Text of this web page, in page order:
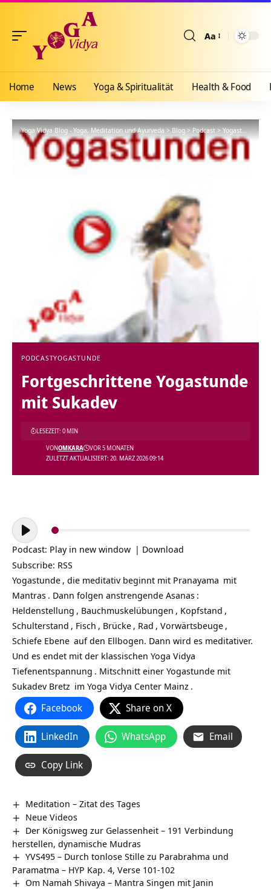
Aa
Home News Yoga & Spiritualität Health & Food
Yoga Vidya Blog - Yoga, Meditation und Ayurveda>Blog>Podcast>Yogastunde >
PODCASTYOGASTUNDE
Fortgeschrittene Yogastunde
mit Sukadev
ZULETZT AKTUALISIERT: 20. MÄRZ 2026 09:14
VONOMKARA VOR 5 MONATEN
LESEZEIT: 0 MIN
Audio-
Player
Podcast: Play in new window | Download
Subscribe: RSS
Yogastunde , die meditativ beginnt mit Pranayama mit
Mantras . Dann folgen anstrengende Asanas :
Heldenstellung , Bauchmuskelübungen , Kopfstand ,
Schulterstand , Fisch , Brücke , Rad , Vorwärtsbeuge ,
Schiefe Ebene auf den Ellbogen. Dann wird es meditativer.
Und es endet mit der klassischen Yoga Vidya
Tiefenentspannung . Mitschnitt einer Yogastunde mit
Sukadev Bretz im Yoga Vidya Center Mainz .
Facebook Share on X
LinkedIn WhatsApp Email
Copy Link
Meditation – Zitat des Tages
Neue Videos
Der Königsweg zur Gelassenheit – 191 Verbindung
herstellen, dynamische Mudras
YVS495 – Durch tonlose Stille zu Parabrahma und
Paramatma – HYP Kap. 4, Verse 101-102
Om Namah Shivaya – Mantra Singen mit Janin